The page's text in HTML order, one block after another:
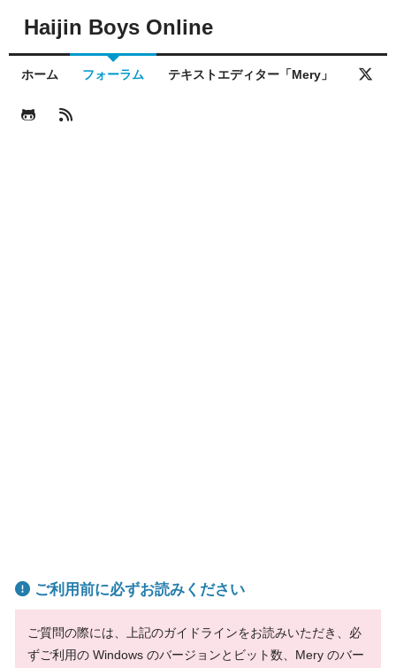
Haijin Boys Online
ホーム フォーラム テキストエディター「Mery」
ご利用前に必ずお読みください
ご質問の際には、上記のガイドラインをお読みいただき、必
ずご利用の Windows のバージョンとビット数、Mery のバー